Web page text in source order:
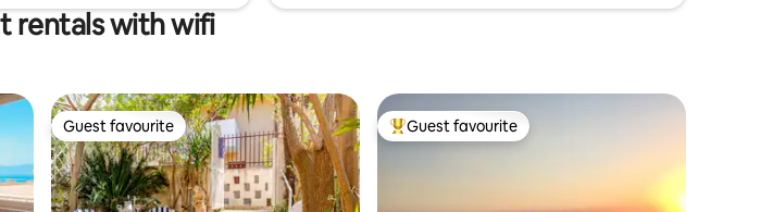
rentals with wifi
Guest favourite
Guest favourite Top guest favourite
Guest favourite